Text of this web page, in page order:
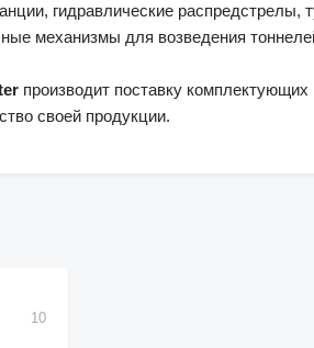
гидравлические
механизмы для возведения
производит поставку
своей продукции.
10